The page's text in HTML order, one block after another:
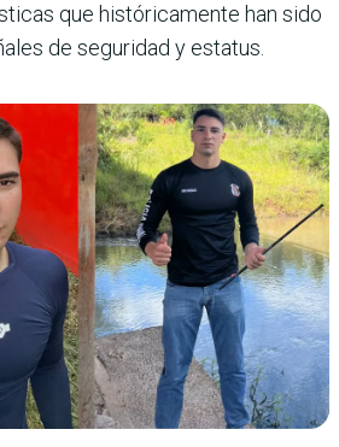
que históricamente han sido
de seguridad y estatus.